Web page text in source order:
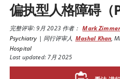
偏执型人格障碍（
完整评审:9月 2023作者： Mark
Psychiatry | 同行评审人 Mashal Khan,
Hospital
Last updated: 7月 2025